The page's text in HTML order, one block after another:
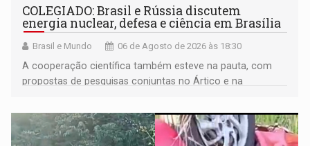
COLEGIADO: Brasil e Rússia discutem
energia nuclear, defesa e ciência em Brasília
Brasil e Mundo 06 de Agosto de 2026 às 18:30
A cooperação científica também esteve na pauta, com
propostas de pesquisas conjuntas no Ártico e na